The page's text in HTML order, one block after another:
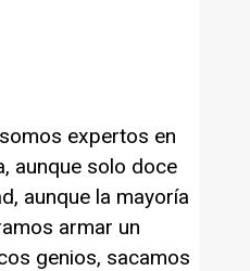
expertos en
aunque solo doce
aunque la mayoría
armar un
genios, sacamos